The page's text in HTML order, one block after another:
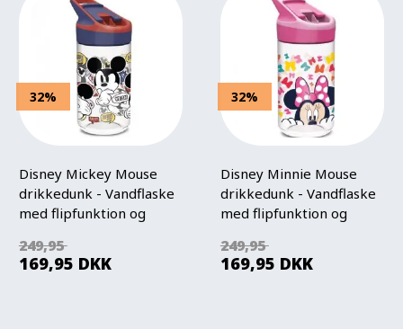
32%
Disney Mickey Mouse
drikkedunk - Vandflaske
med flipfunktion og
249,95
169,95 DKK
32%
Disney Minnie Mouse
drikkedunk - Vandflaske
med flipfunktion og
249,95
169,95 DKK